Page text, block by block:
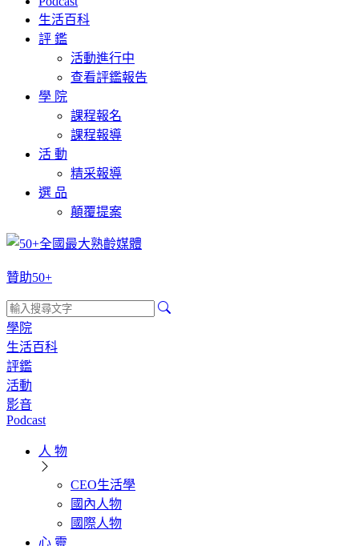
生活百科
評 鑑
活動進行中
查看評鑑報告
學 院
課程報名
課程報導
活 動
精采報導
選 品
顛覆提案
贊助50+
學院
生活百科
評鑑
活動
影音
Podcast
人 物
CEO生活學
國內人物
國際人物
心 靈